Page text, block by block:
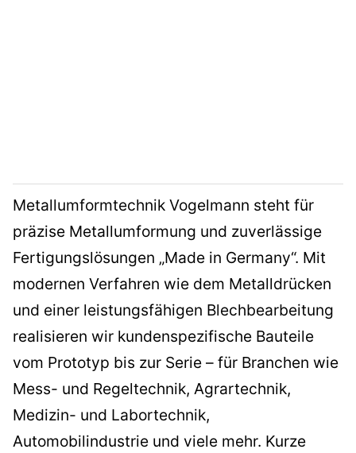
Metallumformtechnik Vogelmann steht für
präzise Metallumformung und zuverlässige
Fertigungslösungen „Made in Germany“. Mit
modernen Verfahren wie dem Metalldrücken
und einer leistungsfähigen Blechbearbeitung
realisieren wir kundenspezifische Bauteile
vom Prototyp bis zur Serie – für Branchen wie
Mess- und Regeltechnik, Agrartechnik,
Medizin- und Labortechnik,
Automobilindustrie und viele mehr. Kurze